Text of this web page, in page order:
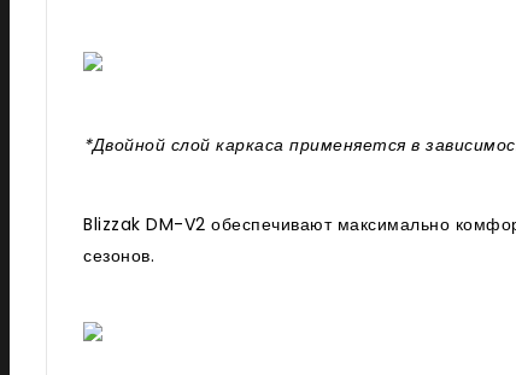
*Двойной слой каркаса применяется в
Blizzak DM-V2 обеспечивают максимально
сезонов.